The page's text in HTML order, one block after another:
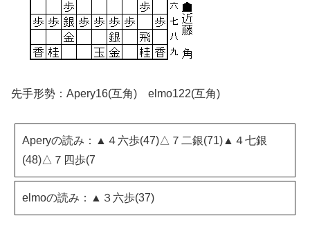
先手形勢：Apery16(互角) elmo122(互角)
Aperyの読み：▲４六歩(47)△７二銀(71)▲４七銀
(48)△７四歩(7
elmoの読み：▲３六歩(37)